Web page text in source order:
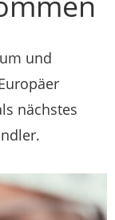
und
nächstes